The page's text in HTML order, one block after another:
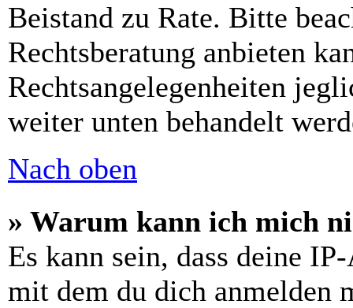
Beistand zu Rate. Bitte
Rechtsberatung anbieten
Rechtsangelegenheiten
weiter unten behandelt
Nach oben
» Warum kann ich mich
Es kann sein, dass deine
mit dem du dich anmelden